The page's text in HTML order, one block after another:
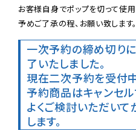
お客様自身でポップを切って使用
予めご了承の程、お願い致します。
一次予約の締め切り
了いたしました。
現在二次予約を受付中
予約商品はキャンセ
よくご検討いただい
します。